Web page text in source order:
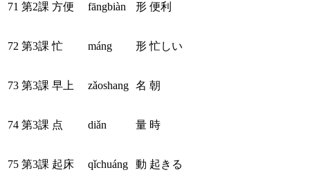
71 第2課 方便 fāngbiàn 形 便利
72 第3課 忙 máng 形 忙しい
73 第3課 早上 zǎoshang 名 朝
74 第3課 点 diǎn 量 時
75 第3課 起床 qǐchuáng 動 起きる